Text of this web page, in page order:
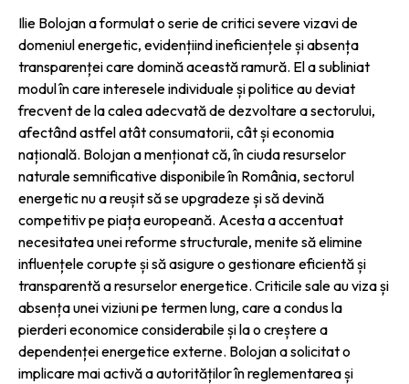
Ilie Bolojan a formulat o serie de critici severe vizavi de
domeniul energetic, evidențiind ineficiențele și absența
transparenței care domină această ramură. El a subliniat
modul în care interesele individuale și politice au deviat
frecvent de la calea adecvată de dezvoltare a sectorului,
afectând astfel atât consumatorii, cât și economia
națională. Bolojan a menționat că, în ciuda resurselor
naturale semnificative disponibile în România, sectorul
energetic nu a reușit să se upgradeze și să devină
competitiv pe piața europeană. Acesta a accentuat
necesitatea unei reforme structurale, menite să elimine
influențele corupte și să asigure o gestionare eficientă și
transparentă a resurselor energetice. Criticile sale au viza și
absența unei viziuni pe termen lung, care a condus la
pierderi economice considerabile și la o creștere a
dependenței energetice externe. Bolojan a solicitat o
implicare mai activă a autorităților în reglementarea și